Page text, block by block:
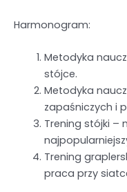
Harmonogram:
Metodyka
stójce.
Metodyka
zapaśniczych i
Trening stójki –
Trening
praca przy